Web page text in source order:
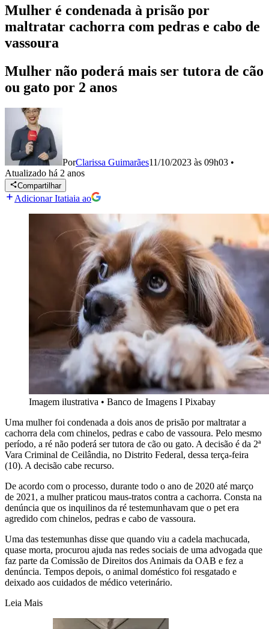
Mulher é condenada à prisão por
maltratar cachorra com pedras e cabo de
vassoura
Mulher não poderá mais ser tutora de cão
ou gato por 2 anos
PorClarissa Guimarães11/10/2023 às 09h03 •
Atualizado há 2 anos
Compartilhar
Adicionar Itatiaia ao
Imagem ilustrativa • Banco de Imagens I Pixabay
Uma mulher foi condenada a dois anos de prisão por maltratar a
cachorra dela com chinelos, pedras e cabo de vassoura. Pelo mesmo
período, a ré não poderá ser tutora de cão ou gato. A decisão é da 2ª
Vara Criminal de Ceilândia, no Distrito Federal, dessa terça-feira
(10). A decisão cabe recurso.
De acordo com o processo, durante todo o ano de 2020 até março
de 2021, a mulher praticou maus-tratos contra a cachorra. Consta na
denúncia que os inquilinos da ré testemunhavam que o pet era
agredido com chinelos, pedras e cabo de vassoura.
Uma das testemunhas disse que quando viu a cadela machucada,
quase morta, procurou ajuda nas redes sociais de uma advogada que
faz parte da Comissão de Direitos dos Animais da OAB e fez a
denúncia. Tempos depois, o animal doméstico foi resgatado e
deixado aos cuidados de médico veterinário.
Leia Mais